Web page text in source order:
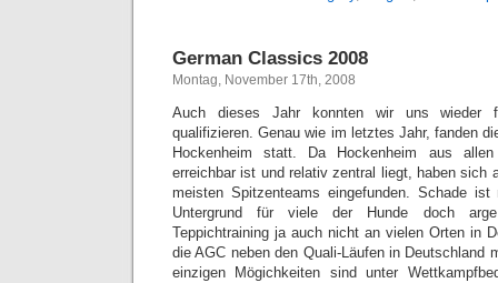
German Classics 2008
Montag, November 17th, 2008
Auch dieses Jahr konnten wir uns wieder
qualifizieren. Genau wie im letztes Jahr, fanden
Hockenheim statt. Da Hockenheim aus
erreichbar ist und relativ zentral liegt, haben sich
meisten Spitzenteams eingefunden. Schade
Untergrund für viele der Hunde doch
Teppichtraining ja auch nicht an vielen Orten in
die AGC neben den Quali-Läufen in Deutschland
einzigen Mögichkeiten sind unter